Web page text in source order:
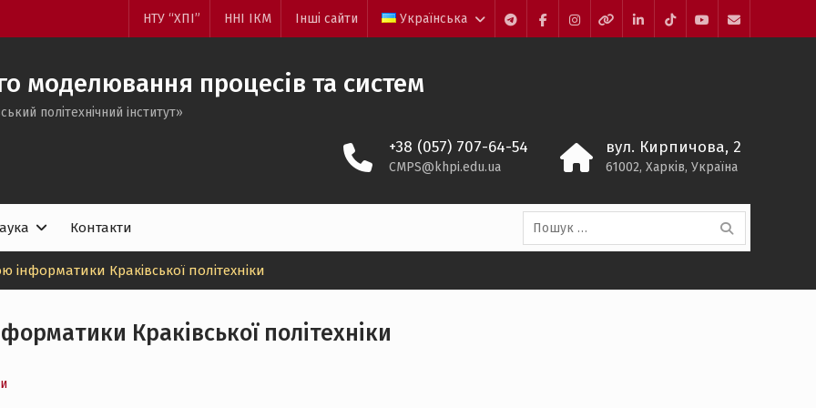
TelegramFacebookInstagram
ThreadsLinkedInTikTokYouTube
E-
НТУ “ХПІ” ННІ ІКМ Інші сайти Українська
моделювання процесів та систем
політехнічний iнститут»
+38 (057) 707-64-54
CMPS@khpi.edu.ua
вул. Кирпичова, 2
61002, Харків, Україна
Контакти
Пошук:
інформатики Краківської політехніки
Краківської політехніки